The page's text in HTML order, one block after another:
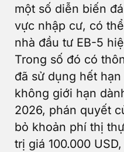
một số diễn biến
vực nhập cư, có
nhà đầu tư EB-5
Trong số đó có
đã sử dụng hết
không giới hạn
2026, phán quyết
bỏ khoản phí thị
trị giá 100.000